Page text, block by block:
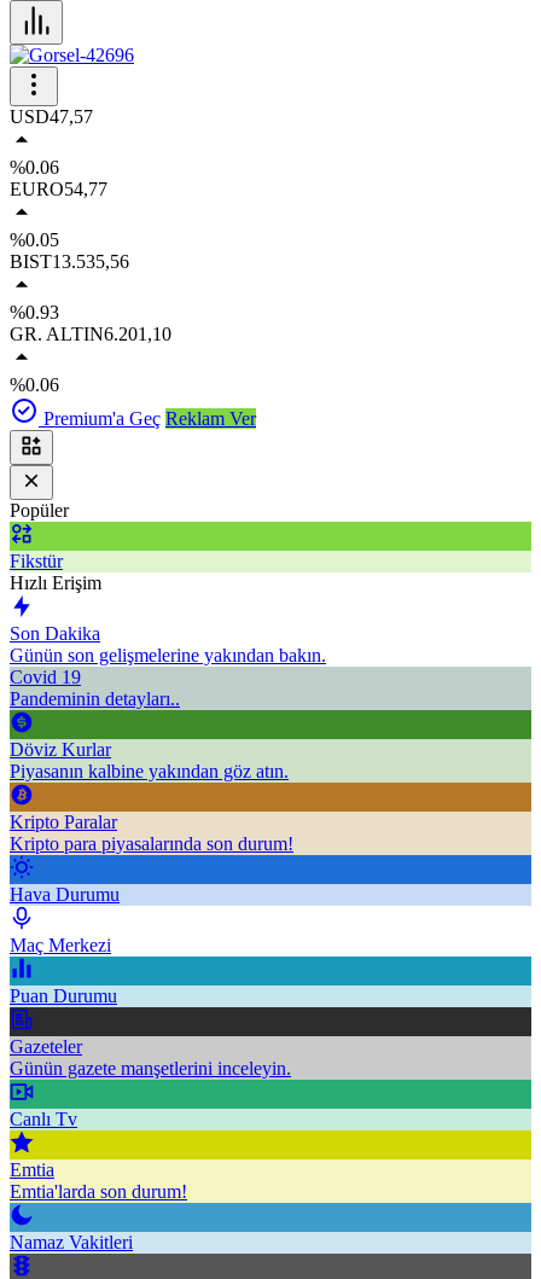
USD47,57
%0.06
EURO54,77
%0.05
BIST13.535,56
%0.93
GR. ALTIN6.201,10
%0.06
Premium'a Geç Reklam Ver
Popüler
Fikstür
Hızlı Erişim
Son Dakika
Günün son gelişmelerine yakından bakın.
Covid 19
Pandeminin detayları..
Döviz Kurlar
Piyasanın kalbine yakından göz atın.
Kripto Paralar
Kripto para piyasalarında son durum!
Hava Durumu
Maç Merkezi
Puan Durumu
Gazeteler
Günün gazete manşetlerini inceleyin.
Canlı Tv
Emtia
Emtia'larda son durum!
Namaz Vakitleri